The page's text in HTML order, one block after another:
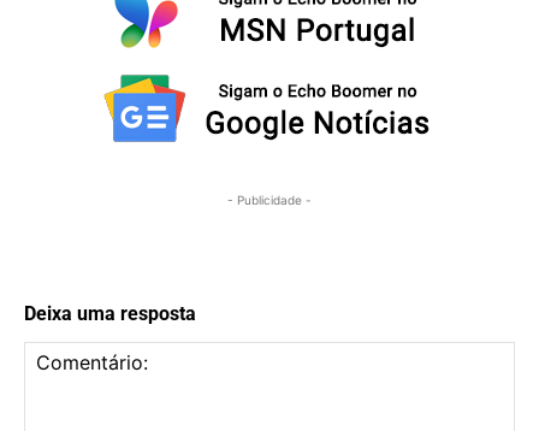
- Publicidade -
Deixa uma resposta